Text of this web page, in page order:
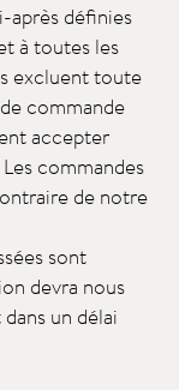
après définies
à toutes les
excluent toute
commande
accepter
commandes
de notre
sont
devra nous
un délai